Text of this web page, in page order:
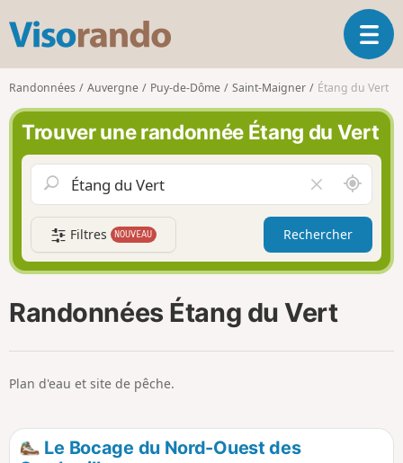
s
o
r
n
d
O
u
v
r
l
a
i
g
Randonnées Auvergne Puy-de-Dôme Saint-Maigner Étang du Vert
Trouver une randonnée Étang du Vert
i
d
e
r
l
c
a
A
u
t
u
r
o
Filtres NOUVEAU Rechercher
Randonnées Étang du Vert
Plan d'eau et site de pêche.
Le Bocage du Nord-Ouest des